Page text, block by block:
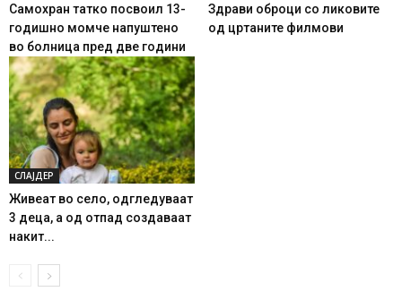
Самохран татко посвоил 13-
годишно момче напуштено
во болница пред две години
Здрави оброци со ликовите
од цртаните филмови
СЛАЈДЕР
Живеат во село, одгледуваат
3 деца, а од отпад создаваат
накит...